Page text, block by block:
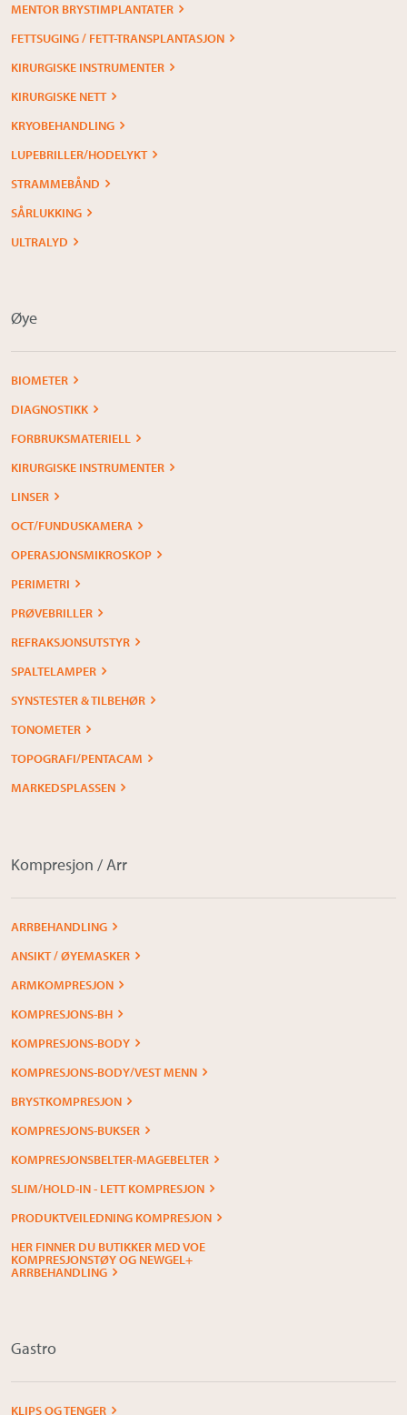
MENTOR BRYSTIMPLANTATER
FETTSUGING / FETT-TRANSPLANTASJON
KIRURGISKE INSTRUMENTER
KIRURGISKE NETT
KRYOBEHANDLING
LUPEBRILLER/HODELYKT
STRAMMEBÅND
SÅRLUKKING
ULTRALYD
Øye
BIOMETER
DIAGNOSTIKK
FORBRUKSMATERIELL
KIRURGISKE INSTRUMENTER
LINSER
OCT/FUNDUSKAMERA
OPERASJONSMIKROSKOP
PERIMETRI
PRØVEBRILLER
REFRAKSJONSUTSTYR
SPALTELAMPER
SYNSTESTER & TILBEHØR
TONOMETER
TOPOGRAFI/PENTACAM
MARKEDSPLASSEN
Kompresjon / Arr
ARRBEHANDLING
ANSIKT / ØYEMASKER
ARMKOMPRESJON
KOMPRESJONS-BH
KOMPRESJONS-BODY
KOMPRESJONS-BODY/VEST MENN
BRYSTKOMPRESJON
KOMPRESJONS-BUKSER
KOMPRESJONSBELTER-MAGEBELTER
SLIM/HOLD-IN - LETT KOMPRESJON
PRODUKTVEILEDNING KOMPRESJON
HER FINNER DU BUTIKKER MED VOE
KOMPRESJONSTØY OG NEWGEL+
ARRBEHANDLING
Gastro
KLIPS OG TENGER